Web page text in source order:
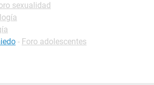
sexualidad
- Foro adolescentes